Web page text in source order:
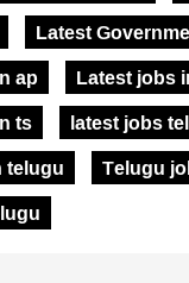
Latest
ap
Latest jobs
ts
latest jobs
Telugu